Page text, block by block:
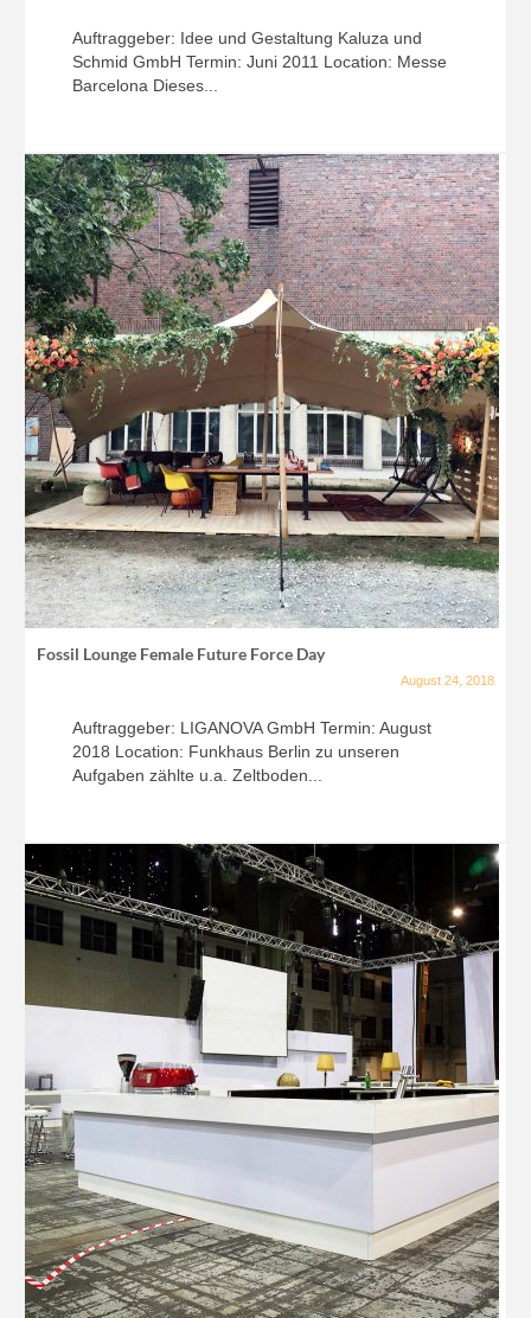
Auftraggeber: Idee und Gestaltung Kaluza und
Schmid GmbH Termin: Juni 2011 Location: Messe
Barcelona Dieses...
Fossil Lounge Female Future Force Day
August 24, 2018
Auftraggeber: LIGANOVA GmbH Termin: August
2018 Location: Funkhaus Berlin zu unseren
Aufgaben zählte u.a. Zeltboden...